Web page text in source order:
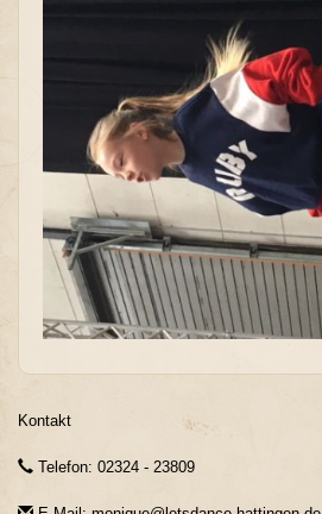
Kontakt
Telefon: 02324 - 23809